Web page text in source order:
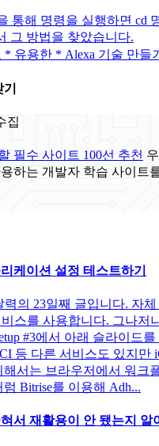
통해 명령을 실행하면 cd
그 방법을 찾았습니다.
* 유용한 * Alexa 기술 만들
집
필수 사이트 100선 추천
하는 개발자 학습 사이트
케이션 설정 테스트하기
력의 23일째 글입니다. 자
스를 사용합니다. 그나저
#3에서 아래 슬라이드를
등 다른 서비스도 있지만
서는 브라우저에서 워크
Bitrise를 이용해 Adh...
서 재활용이 안 됐는지 알